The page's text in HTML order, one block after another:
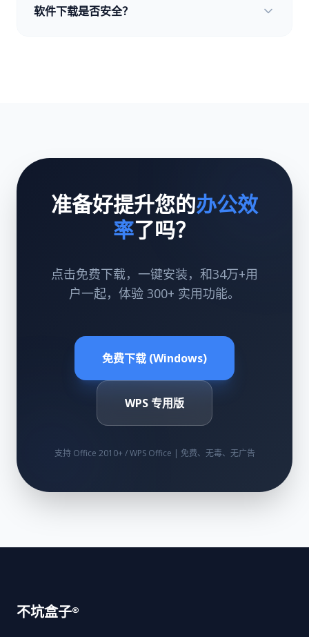
WebView2。如遇报错，请前往
页面安装补
软件下载是否安全？
准备好提升您的办公效
率了吗？
点击免费下载，一键安装，和34万+用
户一起，体验 300+ 实用功能。
免费下载 (Windows)
WPS 专用版
支持 Office 2010+ / WPS Office | 免费、无毒、无广告
不坑盒子®